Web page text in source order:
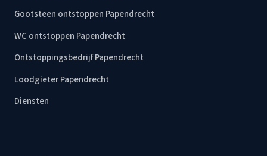
Gootsteen ontstoppen Papendrecht
WC ontstoppen Papendrecht
Ontstoppingsbedrijf Papendrecht
Loodgieter Papendrecht
Diensten